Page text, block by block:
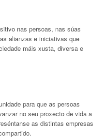
nas persoas, nas súas
alianzas e iniciativas que
máis xusta, diversa e
para que as persoas
no seu proxecto de vida a
as distintas empresas